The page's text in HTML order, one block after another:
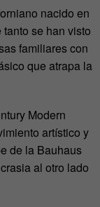
nacido en
se han visto
familiares con
que atrapa la
Modern
artístico y
de la Bauhaus
al otro lado